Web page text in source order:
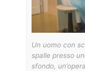
Un uomo con
spalle presso
sfondo,